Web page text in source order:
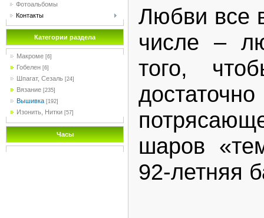
Фотоальбомы
Контакты
Категории раздела
Макроме [6]
Гобелен [6]
Шпагат, Сезаль [24]
Вязание [235]
Вышивка [192]
Изонить, Нитки [57]
Часы
Любви все
числе –
того,
шаров
92-летняя